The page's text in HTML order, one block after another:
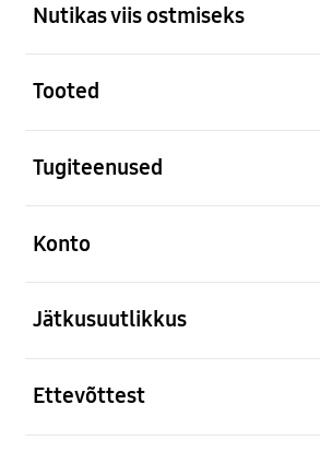
Nutikas viis ostmiseks
Tooted
Tugiteenused
Konto
Jätkusuutlikkus
Ettevõttest